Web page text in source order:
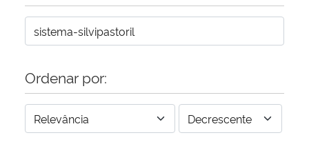
Ordenar por: